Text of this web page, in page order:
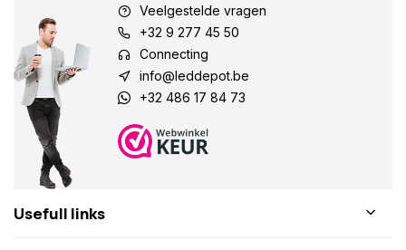
Veelgestelde vragen
+32 9 277 45 50
Connecting
info@leddepot.be
+32 486 17 84 73
Usefull links